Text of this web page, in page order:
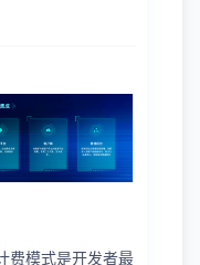
费模式是开发者最